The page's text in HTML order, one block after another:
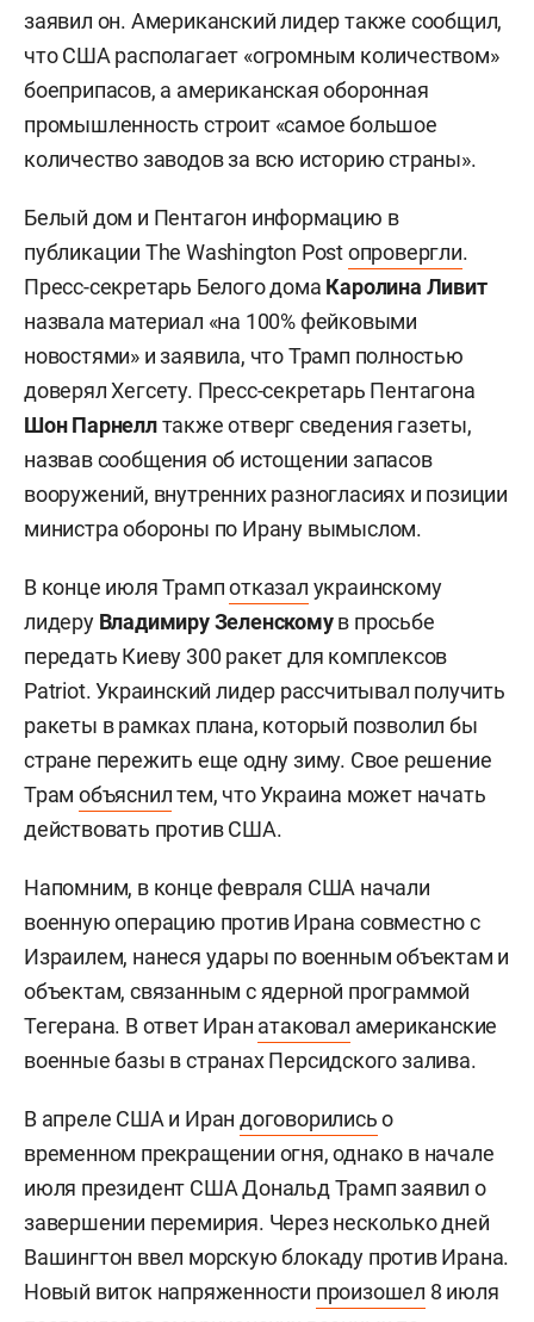
заявил он. Американский лидер также сообщил,
что США располагает «огромным количеством»
боеприпасов, а американская оборонная
промышленность строит «самое большое
количество заводов за всю историю страны».
Белый дом и Пентагон информацию в
публикации The Washington Postопровергли.
Пресс-секретарь Белого дома Каролина Ливит
назвала материал «на 100% фейковыми
новостями» и заявила, что Трамп полностью
доверял Хегсету. Пресс-секретарь Пентагона
Шон Парнеллтакже отверг сведения газеты,
назвав сообщения об истощении запасов
вооружений, внутренних разногласиях и позиции
министра обороны по Ирану вымыслом.
В конце июля Трампотказал украинскому
лидеру Владимиру Зеленскомув просьбе
передать Киеву 300 ракет для комплексов
Patriot. Украинский лидер рассчитывал получить
ракеты в рамках плана, который позволил бы
стране пережить еще одну зиму. Свое решение
Трам объяснилтем, что Украина может начать
действовать против США.
Напомним, в конце февраля США начали
военную операцию против Ирана совместно с
Израилем, нанеся удары по военным объектам и
объектам, связанным с ядерной программой
Тегерана. В ответ Иран атаковал американские
военные базы в странах Персидского залива.
В апреле США и Ирандоговорилисьо
временном прекращении огня, однако в начале
июля президент США Дональд Трамп заявил о
завершении перемирия. Через несколько дней
Вашингтон ввел морскую блокаду против Ирана.
Новый виток напряженности произошел 8 июля